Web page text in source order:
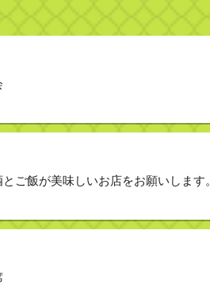
ご飯が美味しいお店をお願いします。